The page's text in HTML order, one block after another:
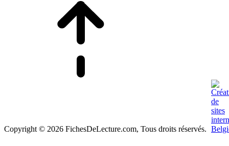
Copyright © 2026 FichesDeLecture.com, Tous droits réservés.